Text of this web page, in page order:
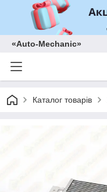
«Auto-Mechanic»
Каталог товарів